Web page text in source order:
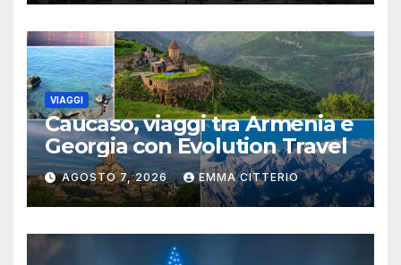
VIAGGI
Caucaso, viaggi tra Armenia e
Georgia con Evolution Travel
AGOSTO 7, 2026 EMMA CITTERIO